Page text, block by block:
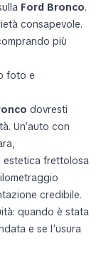
Ford Bronco.
consapevole.
più
foto e
dovresti
Un’auto con
estetica frettolosa
credibile.
quando è stata
e se l’usura